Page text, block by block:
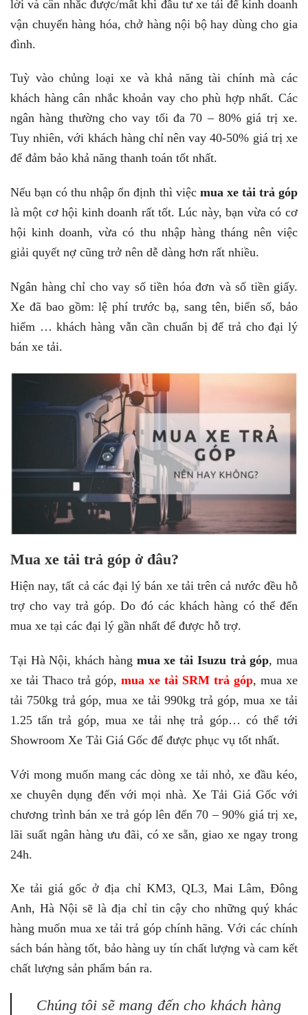
lời và cân nhắc được/mất khi đầu tư xe tải để kinh doanh
vận chuyển hàng hóa, chở hàng nội bộ hay dùng cho gia
đình.
Tuỳ vào chủng loại xe và khả năng tài chính mà các
khách hàng cân nhắc khoản vay cho phù hợp nhất. Các
ngân hàng thường cho vay tối đa 70 – 80% giá trị xe.
Tuy nhiên, với khách hàng chỉ nên vay 40-50% giá trị xe
để đảm bảo khả năng thanh toán tốt nhất.
Nếu bạn có thu nhập ổn định thì việc mua xe tải trả góp
là một cơ hội kinh doanh rất tốt. Lúc này, bạn vừa có cơ
hội kinh doanh, vừa có thu nhập hàng tháng nên việc
giải quyết nợ cũng trở nên dễ dàng hơn rất nhiều.
Ngân hàng chỉ cho vay số tiền hóa đơn và số tiền giấy.
Xe đã bao gồm: lệ phí trước bạ, sang tên, biển số, bảo
hiểm … khách hàng vẫn cần chuẩn bị để trả cho đại lý
bán xe tải.
Mua xe tải trả góp ở đâu?
Hiện nay, tất cả các đại lý bán xe tải trên cả nước đều hỗ
trợ cho vay trả góp. Do đó các khách hàng có thể đến
mua xe tại các đại lý gần nhất để được hỗ trợ.
Tại Hà Nội, khách hàng mua xe tải Isuzu trả góp, mua
xe tải Thaco trả góp, mua xe tải SRM trả góp, mua xe
tải 750kg trả góp, mua xe tải 990kg trả góp, mua xe tải
1.25 tấn trả góp, mua xe tải nhẹ trả góp… có thể tới
Showroom Xe Tải Giá Gốc để được phục vụ tốt nhất.
Với mong muốn mang các dòng xe tải nhỏ, xe đầu kéo,
xe chuyên dụng đến với mọi nhà. Xe Tải Giá Gốc với
chương trình bán xe trả góp lên đến 70 – 90% giá trị xe,
lãi suất ngân hàng ưu đãi, có xe sẵn, giao xe ngay trong
24h.
Xe tải giá gốc ở địa chỉ KM3, QL3, Mai Lâm, Đông
Anh, Hà Nội sẽ là địa chỉ tin cậy cho những quý khác
hàng muốn mua xe tải trả góp chính hãng. Với các chính
sách bán hàng tốt, bảo hàng uy tín chất lượng và cam kết
chất lượng sản phẩm bán ra.
Chúng tôi sẽ mang đến cho khách hàng